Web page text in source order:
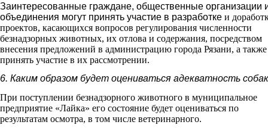
Заинтересованные граждане, общественные организации
объединения могут принять участие в разработке и
проектов, касающихся вопросов регулирования численности
безнадзорных животных, их отлова и содержания, посредством
внесения предложений в администрацию города Рязани, а также
принять участие в их рассмотрении.
6. Каким образом будет оцениваться адекватность
При поступлении безнадзорного животного в муниципальное
предприятие «Лайка» его состояние будет оцениваться по
результатам осмотра, в том числе ветеринарного.